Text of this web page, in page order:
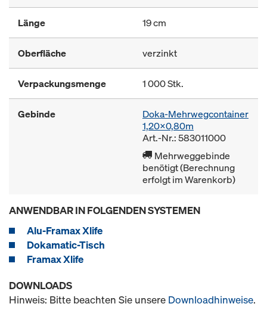
Länge 19 cm
Oberfläche verzinkt
Verpackungsmenge 1 000 Stk.
Gebinde
Doka-Mehrwegcontainer
1,20x0,80m
Art.-Nr.: 583011000
Mehrweggebinde
benötigt (Berechnung
erfolgt im Warenkorb)
ANWENDBAR IN FOLGENDEN SYSTEMEN
Alu-Framax Xlife
Dokamatic-Tisch
Framax Xlife
DOWNLOADS
Hinweis: Bitte beachten Sie unsere Downloadhinweise.